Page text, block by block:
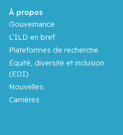
À propos
Gouvernance
L’ILD en bref
Plateformes de recherche
Équité, diversité et inclusion
(EDI)
Nouvelles
Carrières